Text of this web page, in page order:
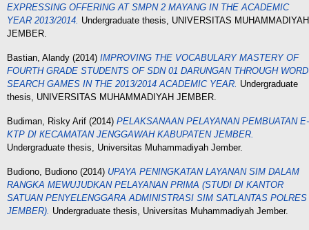
EXPRESSING OFFERING AT SMPN 2 MAYANG IN THE ACADEMIC
YEAR 2013/2014. Undergraduate thesis, UNIVERSITAS MUHAMMADIYAH
JEMBER.
Bastian, Alandy (2014) IMPROVING THE VOCABULARY MASTERY OF
FOURTH GRADE STUDENTS OF SDN 01 DARUNGAN THROUGH WORD
SEARCH GAMES IN THE 2013/2014 ACADEMIC YEAR. Undergraduate
thesis, UNIVERSITAS MUHAMMADIYAH JEMBER.
Budiman, Risky Arif (2014) PELAKSANAAN PELAYANAN PEMBUATAN E-
KTP DI КЕСАМATAN JENGGAWAH KABUPATEN JEMBER.
Undergraduate thesis, Universitas Muhammadiyah Jember.
Budiono, Budiono (2014) UPAYA PENINGKATAN LAYANAN SIM DALAM
RANGKA MEWUJUDKAN PELAYANAN PRIMA (STUDI DI KANTOR
SATUAN PENYELENGGARA ADMINISTRASI SIM SATLANTAS POLRES
JEMBER). Undergraduate thesis, Universitas Muhammadiyah Jember.